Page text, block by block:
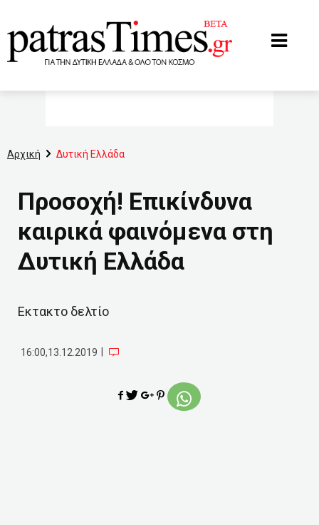
Αρχική Δυτική Ελλάδα
Προσοχή! Επικίνδυνα
καιρικά φαινόμενα στη
Δυτική Ελλάδα
Εκτακτο δελτίο
16:00,13.12.2019